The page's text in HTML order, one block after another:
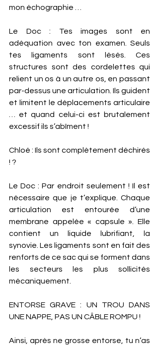
mon échographie …
Le Doc : Tes images sont en
adéquation avec ton examen. Seuls
tes ligaments sont lésés. Ces
structures sont des cordelettes qui
relient un os à un autre os, en passant
par-dessus une articulation. Ils guident
et limitent le déplacements articulaire
… et quand celui-ci est brutalement
excessif ils s’abîment !
Chloé : Ils sont complètement déchirés
! ?
Le Doc : Par endroit seulement ! Il est
nécessaire que je t’explique. Chaque
articulation est entourée d’une
membrane appelée « capsule ». Elle
contient un liquide lubrifiant, la
synovie. Les ligaments sont en fait des
renforts de ce sac qui se forment dans
les secteurs les plus sollicités
mécaniquement.
ENTORSE GRAVE : UN TROU DANS
UNE NAPPE, PAS UN CÂBLE ROMPU !
Ainsi, après ne grosse entorse, tu n’as